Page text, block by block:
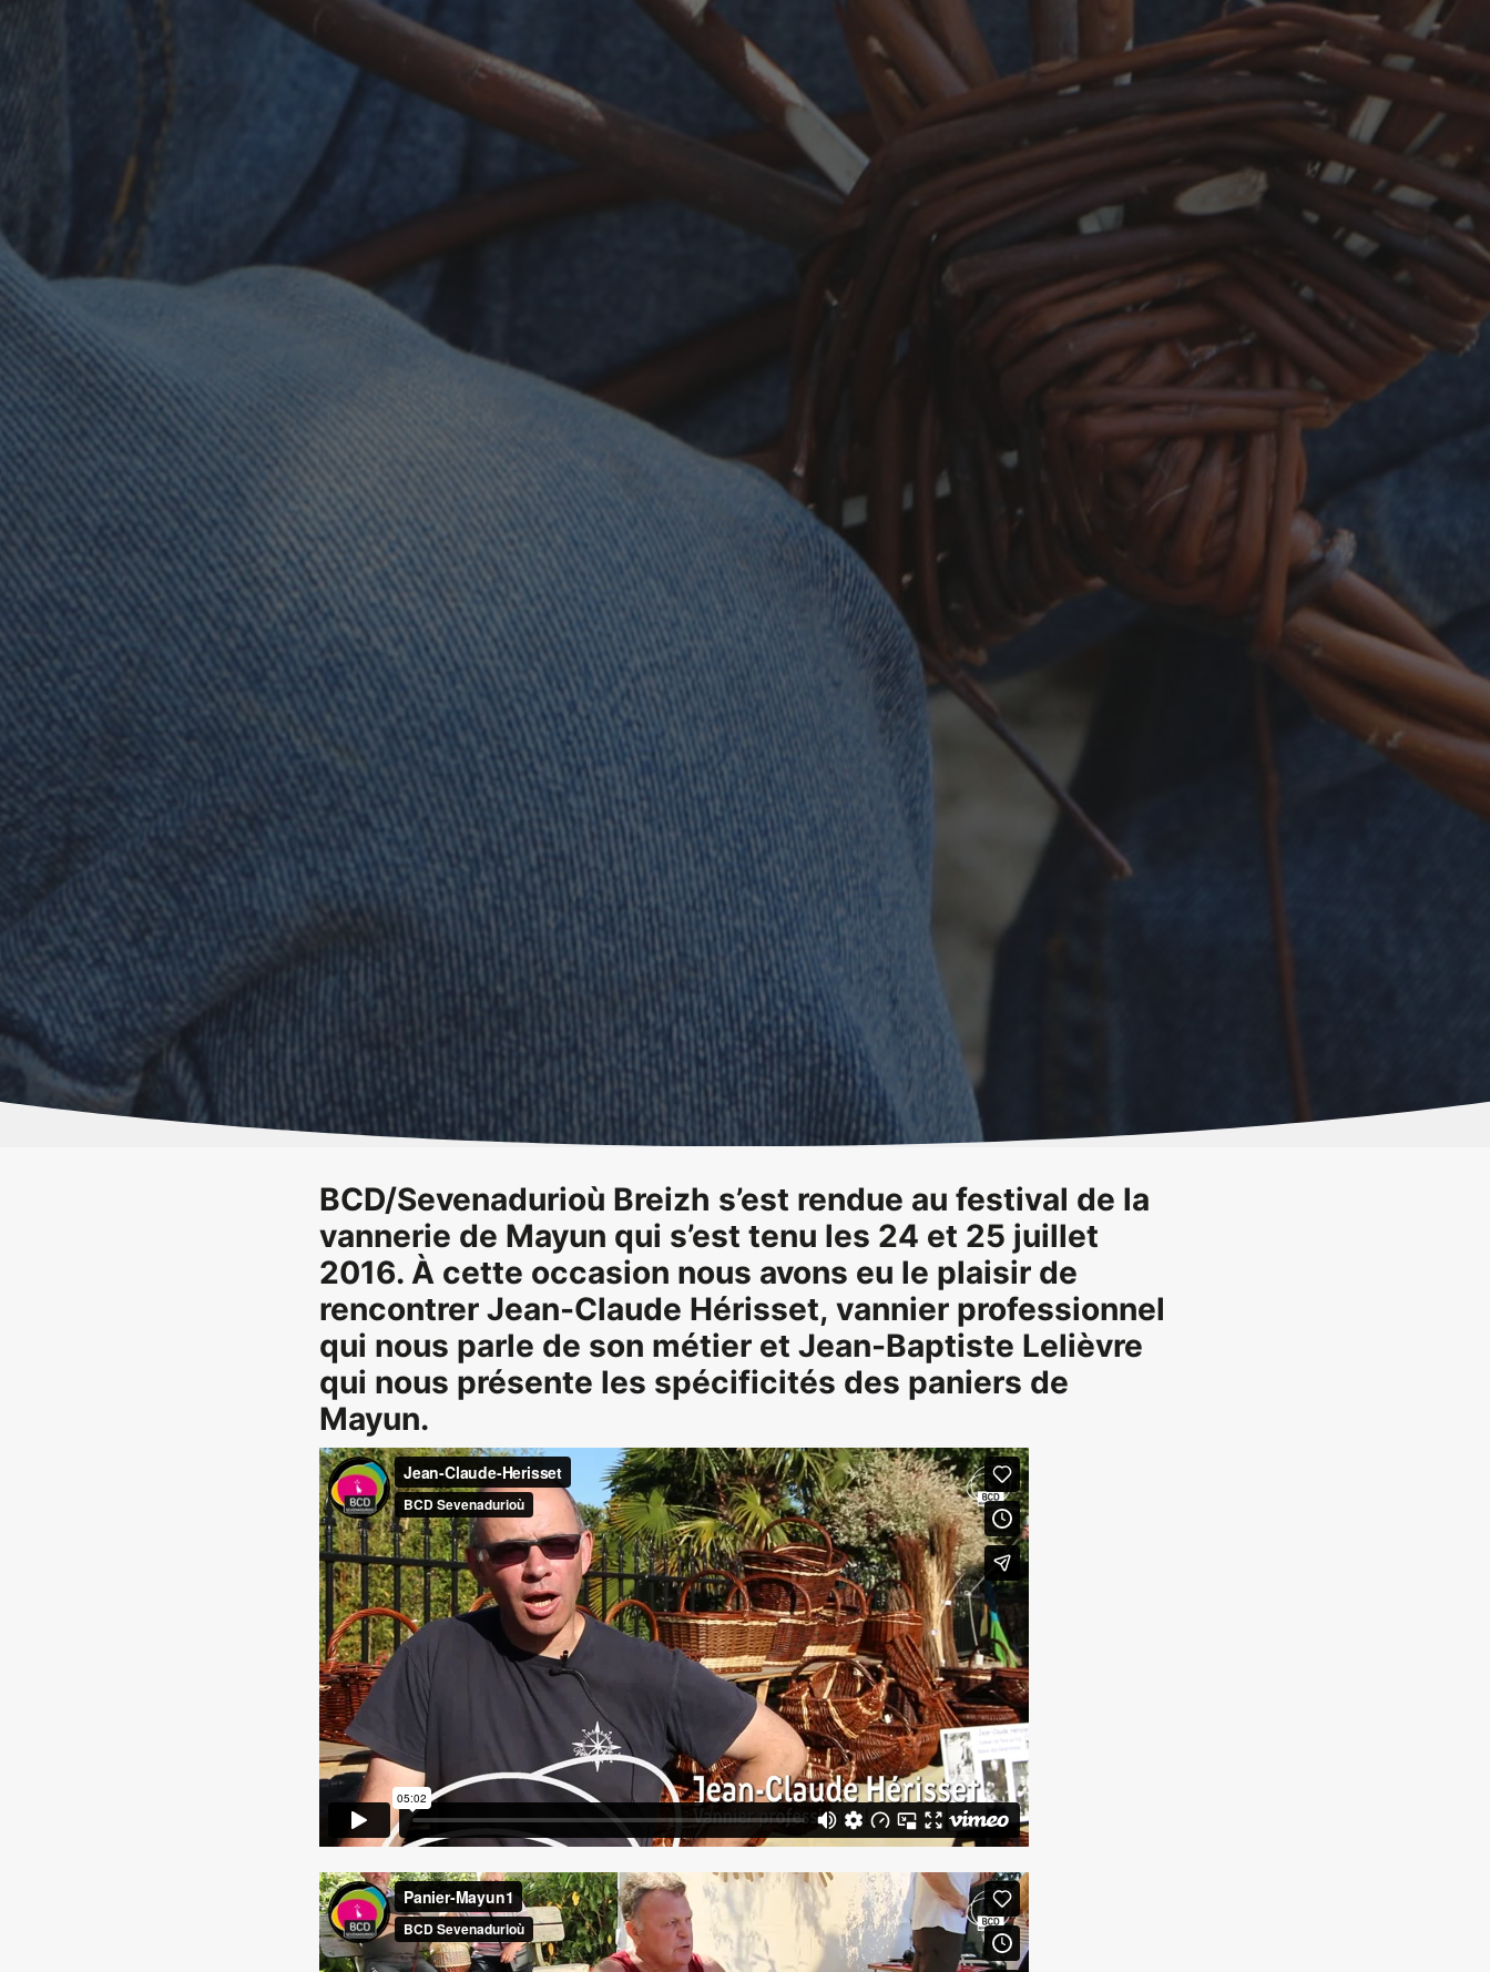
BCD/Sevenadurioù Breizh s’est rendue au festival de la
vannerie de Mayun qui s’est tenu les 24 et 25 juillet
2016. À cette occasion nous avons eu le plaisir de
rencontrer Jean-Claude Hérisset, vannier professionnel
qui nous parle de son métier et Jean-Baptiste Lelièvre
qui nous présente les spécificités des paniers de
Mayun.